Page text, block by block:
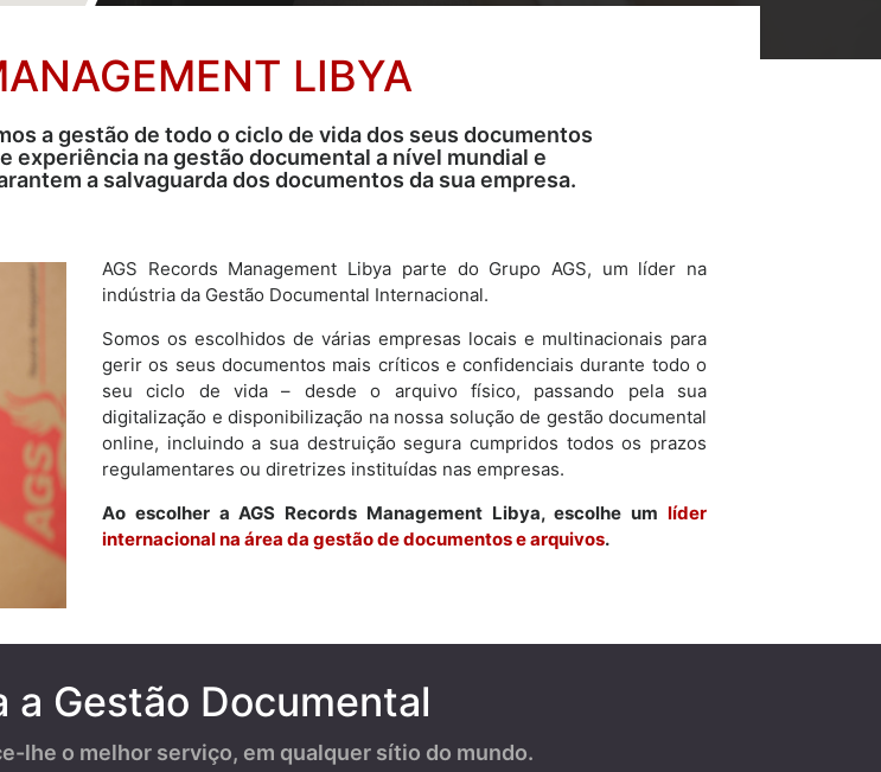
LIBYA
a gestão de todo o ciclo de vida dos seus documentos
experiência na gestão documental a nível mundial e
a salvaguarda dos documentos da sua empresa.
AGS Records Management Libya parte do Grupo AGS, um líder na
indústria da Gestão Documental Internacional.
Somos os escolhidos de várias empresas locais e multinacionais para
gerir os seus documentos mais críticos e confidenciais durante todo o
seu ciclo de vida – desde o arquivo físico, passando pela sua
digitalização e disponibilização na nossa solução de gestão documental
online, incluindo a sua destruição segura cumpridos todos os prazos
regulamentares ou diretrizes instituídas nas empresas.
Ao escolher a AGS Records Management Libya, escolhe um líder
internacional na área da gestão de documentos e arquivos.
a Gestão Documental
lhe o melhor serviço, em qualquer sítio do mundo.